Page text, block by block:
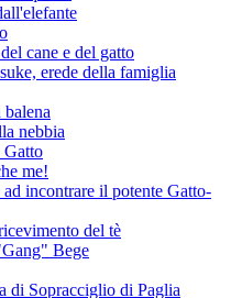
cane e del gatto
erede della famiglia
nebbia
Gatto
me!
incontrare il potente Gatto-
del tè
Bege
di Sopracciglio di Paglia